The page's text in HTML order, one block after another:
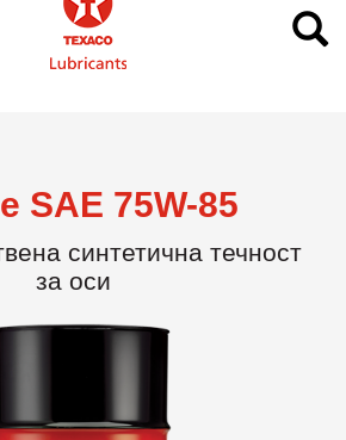
SAE 75W-85
синтетична течност
за оси